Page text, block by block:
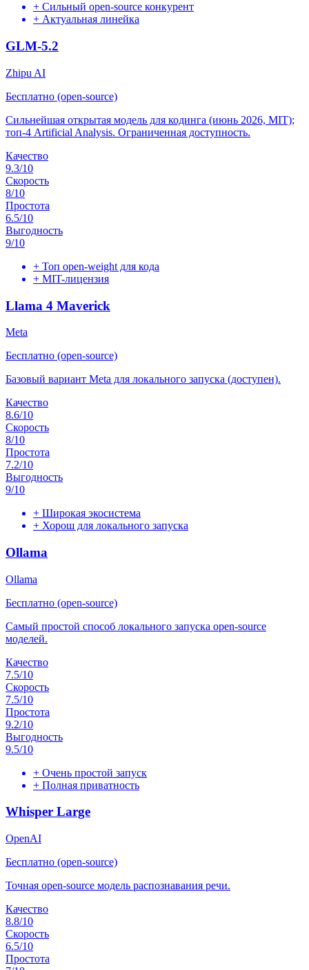
+ Сильный open-source конкурент
+ Актуальная линейка
GLM-5.2
Zhipu AI
Бесплатно (open-source)
Сильнейшая открытая модель для кодинга (июнь 2026, MIT);
топ-4 Artificial Analysis. Ограниченная доступность.
Качество
9.3/10
Скорость
8/10
Простота
6.5/10
Выгодность
9/10
+ Топ open-weight для кода
+ MIT-лицензия
Llama 4 Maverick
Meta
Бесплатно (open-source)
Базовый вариант Meta для локального запуска (доступен).
Качество
8.6/10
Скорость
8/10
Простота
7.2/10
Выгодность
9/10
+ Широкая экосистема
+ Хорош для локального запуска
Ollama
Ollama
Бесплатно (open-source)
Самый простой способ локального запуска open-source
моделей.
Качество
7.5/10
Скорость
7.5/10
Простота
9.2/10
Выгодность
9.5/10
+ Очень простой запуск
+ Полная приватность
Whisper Large
OpenAI
Бесплатно (open-source)
Точная open-source модель распознавания речи.
Качество
8.8/10
Скорость
6.5/10
Простота